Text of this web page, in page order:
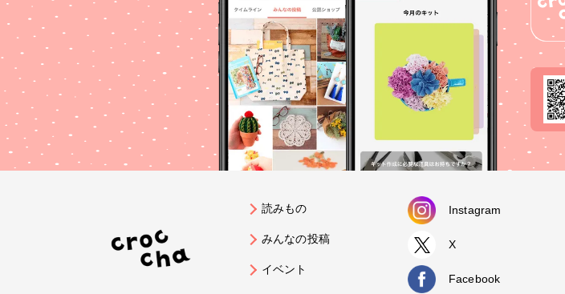
読みもの
みんなの投稿
イベント
Instagram
X
Facebook